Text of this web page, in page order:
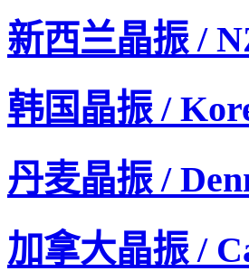
新西兰晶振 /
韩国晶振 /
丹麦晶振 /
加拿大晶振 /